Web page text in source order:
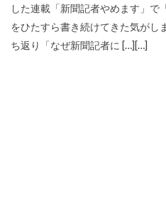
した連載「新聞記者やめます」で
をひたすら書き続けてきた気がし
ち返り「なぜ新聞記者に […][…]